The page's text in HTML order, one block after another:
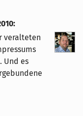
:
veralteten
Und es